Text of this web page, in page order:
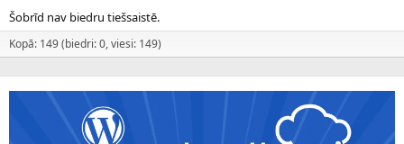
Šobrīd nav biedru tiešsaistē.
Kopā: 149 (biedri: 0, viesi: 149)